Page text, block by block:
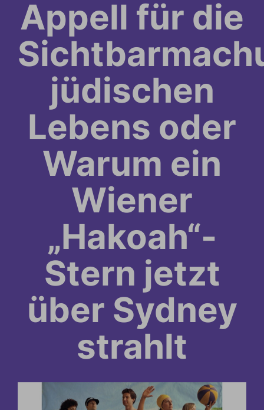
Appell für die
jüdischen
Lebens oder
Warum ein
Wiener
„Hakoah“-
Stern jetzt
über Sydney
strahlt